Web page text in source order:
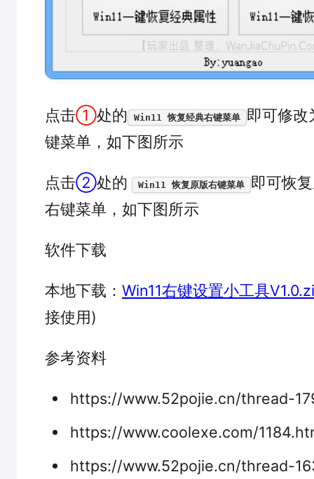
点击①处的 Win11 恢复经典右键菜单
即可修改
键菜单，如下图所示
点击②处的 Win11 恢复原版右键菜单
即可恢
右键菜单，如下图所示
软件下载
本地下载： Win11右键设置小工具
接使用)
参考资料
https://www.52pojie.cn/thread-
https://www.coolexe.com/
https://www.52pojie.cn/thread-